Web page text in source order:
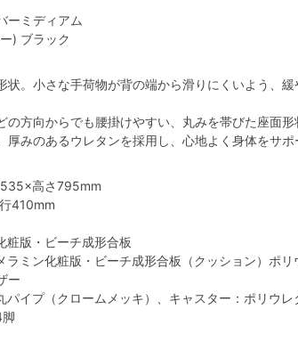
ーミディアム
) ブラック
状。小さな手荷物が背の端から滑りにくいよう、
の方向からでも腰掛けやすい、丸みを帯びた座面形
みのあるウレタンを採用し、心地よく身体をサポ
高さ795mm
410mm
版・ビーチ成形合板
ミン化粧版・ビーチ成形合板（クッション）ポリ
ー
イプ（クロームメッキ）、キャスター：ポリウレ